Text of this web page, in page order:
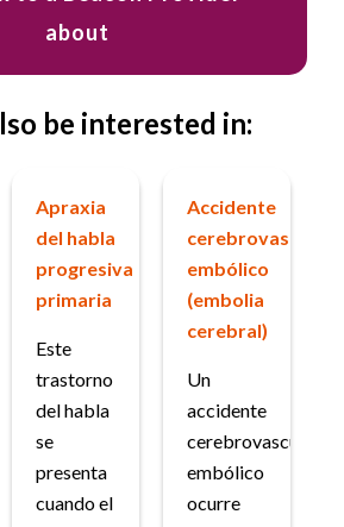
about
be interested in:
Apraxia
del habla
progresiva
primaria
Este
trastorno
del habla
se
presenta
cuando el
Accidente
cerebrovascular
embólico
(embolia
cerebral)
Un
accidente
cerebrovascular
embólico
ocurre